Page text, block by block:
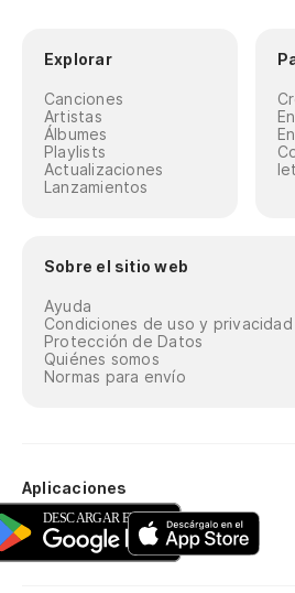
Explorar
Canciones
Artistas
Álbumes
Playlists
Actualizaciones
Lanzamientos
Sobre el sitio web
Ayuda
Condiciones de uso y privacidad
Protección de Datos
Quiénes somos
Normas para envío
Aplicaciones